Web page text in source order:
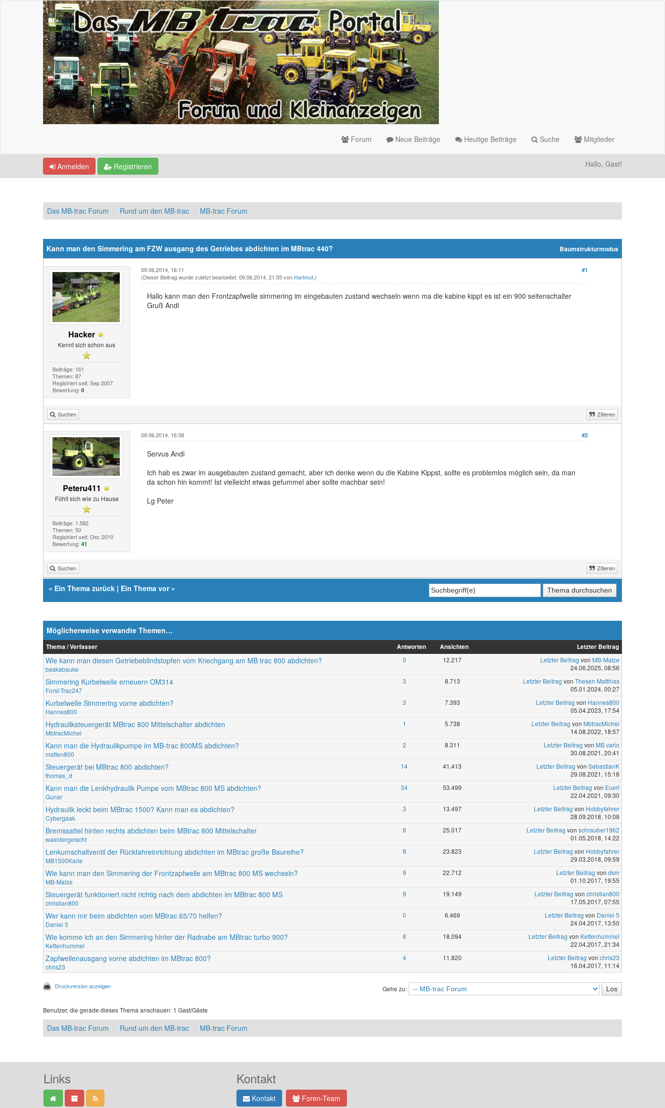
Forum Neue Beiträge Heutige Beiträge Suche Mitglieder
Anmelden Registrieren Hallo, Gast!
Das MB-trac Forum Rund um den MB-trac MB-trac Forum
Baumstrukturmodus
Kann man den Simmering am FZW ausgang des Getriebes abdichten im MBtrac 440?
Hacker
Kennt sich schon aus
Beiträge: 161
Themen: 87
Registriert seit: Sep 2007
Bewertung: 0
#1
09.06.2014, 16:11
(Dieser Beitrag wurde zuletzt bearbeitet: 09.06.2014, 21:55 von Hartmut.)
Hallo kann man den Frontzapfwelle simmering im eingebauten zustand wechseln wenn ma die kabine kippt es ist ein 900 seitenschalter
Gruß Andi
Suchen Zitieren
Peteru411
Fühlt sich wie zu Hause
Beiträge: 1.582
Themen: 50
Registriert seit: Dec 2010
Bewertung: 41
#2
09.06.2014, 16:38
Servus Andi
Ich hab es zwar im ausgebauten zustand gemacht, aber ich denke wenn du die Kabine Kippst, sollte es problemlos möglich sein, da man
da schon hin kommt! Ist vielleicht etwas gefummel aber sollte machbar sein!
Lg Peter
Suchen Zitieren
« Ein Thema zurück | Ein Thema vor»
Möglicherweise verwandte Themen…
Thema / Verfasser Antworten Ansichten Letzter Beitrag
Wie kann man diesen Getriebeblindstopfen vom Kriechgang am MB trac 800 abdichten?
baskabauke
5 12.217 Letzter Beitrag von MB-Matze
24.06.2025, 08:56
Simmering Kurbelwelle erneuern OM314
Forst-Trac247
3 8.713 Letzter Beitrag von Thesen Matthias
05.01.2024, 00:27
Kurbelwelle Simmering vorne abdichten?
Hannes800
3 7.393 Letzter Beitrag von Hannes800
05.04.2023, 17:54
Hydrauliksteuergerät MBtrac 800 Mittelschalter abdichten
MbtracMichel
1 5.738 Letzter Beitrag von MbtracMichel
14.08.2022, 18:57
Kann man die Hydraulikpumpe im MB-trac 800MS abdichten?
matten800
2 8.311 Letzter Beitrag von MB vario
30.08.2021, 20:41
Steuergerät bei MBtrac 800 abdichten?
thomas_d
14 41.413 Letzter Beitrag von SebastianK
29.08.2021, 15:18
Kann man die Lenkhydraulik Pumpe vom MBtrac 800 MS abdichten?
Gunar
34 53.499 Letzter Beitrag von Euerl
22.04.2021, 09:30
Hydraulik leckt beim MBtrac 1500? Kann man es abdichten?
Cybergaak
3 13.497 Letzter Beitrag von Hobbyfahrer
28.09.2018, 10:08
Bremssattel hinten rechts abdichten beim MBtrac 800 Mittelschalter
waeldergeischt
8 25.017 Letzter Beitrag von schrauber1962
01.05.2018, 14:22
Lenkumschaltventil der Rückfahreinrichtung abdichten im MBtrac große Baureihe?
MB1500Karle
8 23.823 Letzter Beitrag von Hobbyfahrer
29.03.2018, 09:59
Wie kann man den Simmering der Frontzapfwelle am MBtrac 800 MS wechseln?
MB-Matze
9 22.712 Letzter Beitrag von dsm
01.10.2017, 19:55
Steuergerät funktioniert nicht richtig nach dem abdichten im MBtrac 800 MS
christian800
9 19.149 Letzter Beitrag von christian800
17.05.2017, 07:55
Wer kann mir beim abdichten vom MBtrac 65/70 helfen?
Daniel 5
0 6.469 Letzter Beitrag von Daniel 5
24.04.2017, 13:50
Wie komme ich an den Simmering hinter der Radnabe am MBtrac turbo 900?
Kettenhummel
8 18.094 Letzter Beitrag von Kettenhummel
22.04.2017, 21:34
Zapfwellenausgang vorne abdichten im MBtrac 800?
chris23
4 11.820 Letzter Beitrag von chris23
16.04.2017, 11:14
Druckversion anzeigen Gehe zu:
Benutzer, die gerade dieses Thema anschauen: 1 Gast/Gäste
Das MB-trac Forum Rund um den MB-trac MB-trac Forum
Links Kontakt
Kontakt Foren-Team